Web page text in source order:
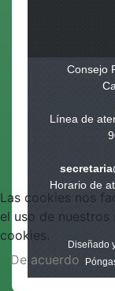
Consejo
Línea de
Horario de
Diseñado
Las cookies nos
el uso de
cookies.
De acuerdo